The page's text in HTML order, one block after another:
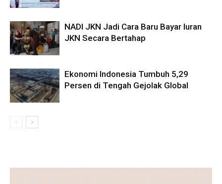
NADI JKN Jadi Cara Baru Bayar Iuran
JKN Secara Bertahap
Ekonomi Indonesia Tumbuh 5,29
Persen di Tengah Gejolak Global